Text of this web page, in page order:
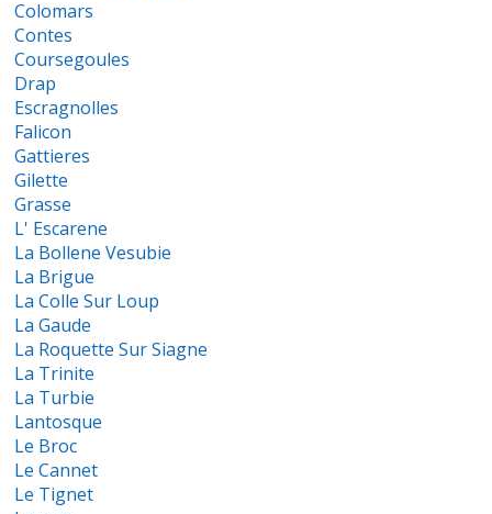
Colomars
Contes
Coursegoules
Drap
Escragnolles
Falicon
Gattieres
Gilette
Grasse
L' Escarene
La Bollene Vesubie
La Brigue
La Colle Sur Loup
La Gaude
La Roquette Sur Siagne
La Trinite
La Turbie
Lantosque
Le Broc
Le Cannet
Le Tignet